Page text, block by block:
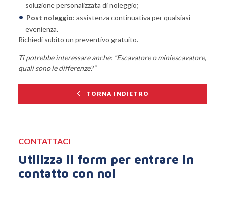
soluzione personalizzata di noleggio;
Post noleggio: assistenza continuativa per qualsiasi
evenienza.
Richiedi subito un preventivo gratuito.
Ti potrebbe interessare anche: “Escavatore o miniescavatore,
quali sono le differenze?”
TORNA INDIETRO
CONTATTACI
Utilizza il form per entrare in
contatto con noi